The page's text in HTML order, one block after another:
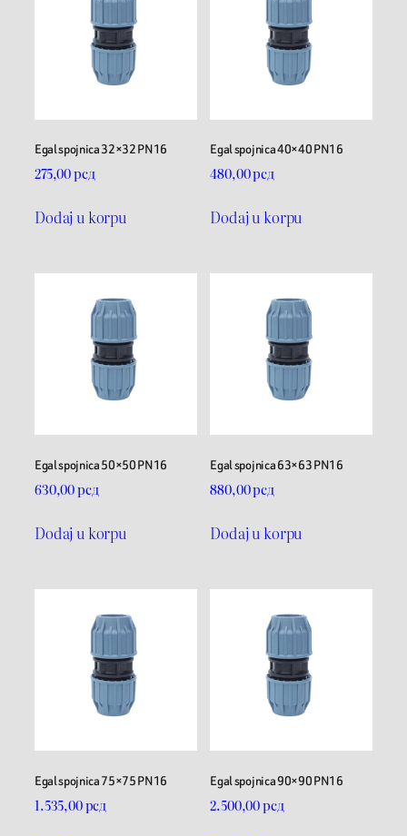
Egal spojnica 32×32 PN16
275,00рсд
Dodaj u korpu
Egal spojnica 40×40 PN16
480,00рсд
Dodaj u korpu
Egal spojnica 50×50 PN16
630,00рсд
Dodaj u korpu
Egal spojnica 63×63 PN16
880,00рсд
Dodaj u korpu
Egal spojnica 75×75 PN16
1.535,00рсд
Egal spojnica 90×90 PN16
2.500,00рсд